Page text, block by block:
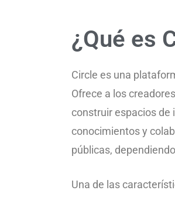
¿Qué es
Circle es una
Ofrece a los
construir espacios
conocimientos y
públicas,
Una de las